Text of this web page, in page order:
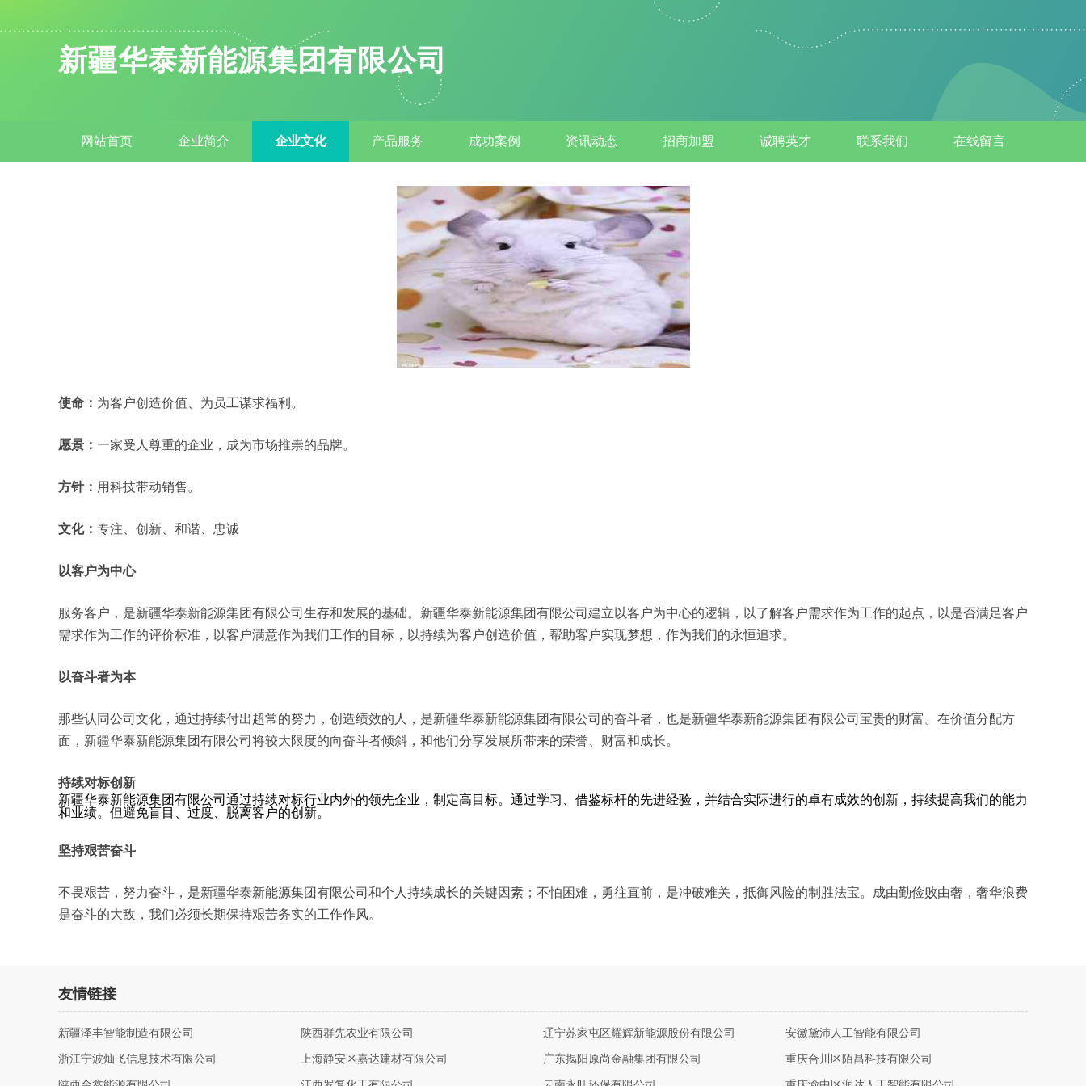
新疆华泰新能源集团有限公司
网站首页 企业简介 企业文化 产品服务 成功案例 资讯动态 招商加盟 诚聘英才 联系我们 在线留言
使命： 为客户创造价值、为员工谋求福利。
愿景： 一家受人尊重的企业，成为市场推崇的品牌。
方针： 用科技带动销售。
文化： 专注、创新、和谐、忠诚
以客户为中心
服务客户，是新疆华泰新能源集团有限公司生存和发展的基础。新疆华泰新能源集团有限公司建立以客户为中心的逻辑，以了解客户需求作为工作的起点，以是否满足客户
需求作为工作的评价标准，以客户满意作为我们工作的目标，以持续为客户创造价值，帮助客户实现梦想，作为我们的永恒追求。
以奋斗者为本
那些认同公司文化，通过持续付出超常的努力，创造绩效的人，是新疆华泰新能源集团有限公司的奋斗者，也是新疆华泰新能源集团有限公司宝贵的财富。在价值分配方
面，新疆华泰新能源集团有限公司将较大限度的向奋斗者倾斜，和他们分享发展所带来的荣誉、财富和成长。
持续对标创新
新疆华泰新能源集团有限公司通过持续对标行业内外的领先企业，制定高目标。通过学习、借鉴标杆的先进经验，并结合实际进行的卓有成效的创新，持续提高我们的能力
和业绩。但避免盲目、过度、脱离客户的创新。
坚持艰苦奋斗
不畏艰苦，努力奋斗，是新疆华泰新能源集团有限公司和个人持续成长的关键因素；不怕困难，勇往直前，是冲破难关，抵御风险的制胜法宝。成由勤俭败由奢，奢华浪费
是奋斗的大敌，我们必须长期保持艰苦务实的工作作风。
友情链接
新疆泽丰智能制造有限公司 陕西群先农业有限公司 辽宁苏家屯区耀辉新能源股份有限公司 安徽黛沛人工智能有限公司
浙江宁波灿飞信息技术有限公司 上海静安区嘉达建材有限公司 广东揭阳原尚金融集团有限公司 重庆合川区陌昌科技有限公司